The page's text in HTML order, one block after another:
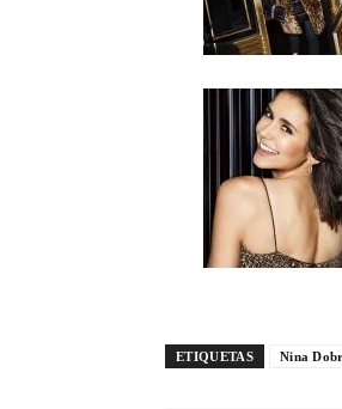
ETIQUETAS Nina